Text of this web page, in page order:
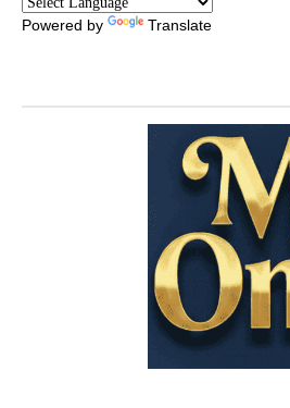
Powered by Translate